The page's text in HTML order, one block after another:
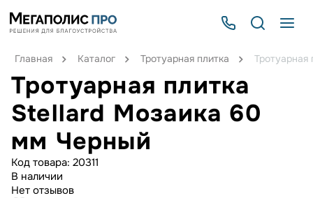
Главная Каталог Тротуарная плитка
Тротуарная плитка
Stellard Мозаика 60
мм Черный
Код товара: 20311
В наличии
Нет отзывов